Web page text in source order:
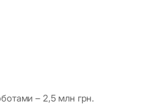
– 2,5 млн грн.